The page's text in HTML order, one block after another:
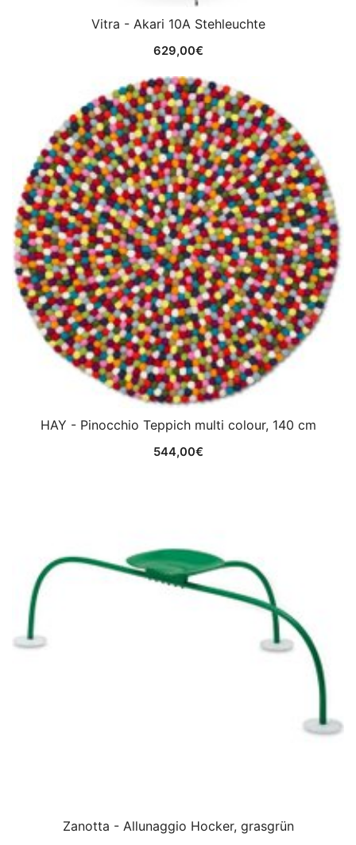
Vitra - Akari 10A Stehleuchte
629,00€
HAY - Pinocchio Teppich multi colour, 140 cm
544,00€
Zanotta - Allunaggio Hocker, grasgrün